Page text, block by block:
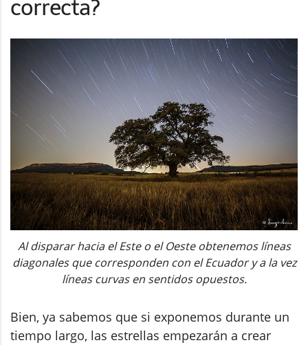
correcta?
Al disparar hacia el Este o el Oeste obtenemos líneas
diagonales que corresponden con el Ecuador y a la vez
líneas curvas en sentidos opuestos.
Bien, ya sabemos que si exponemos durante un
tiempo largo, las estrellas empezarán a crear